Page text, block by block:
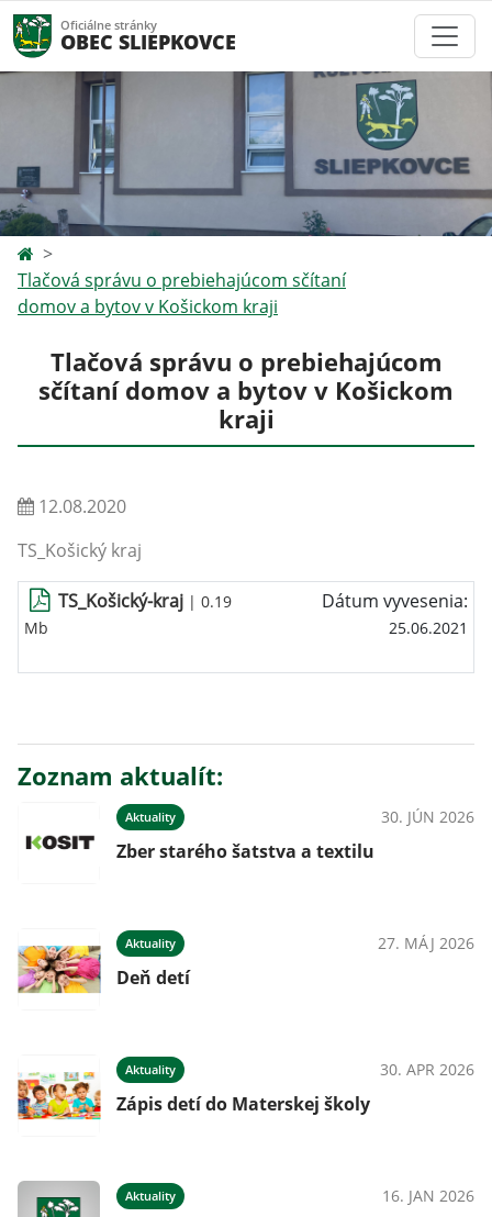
Oficiálne stránky
OBEC SLIEPKOVCE
Tlačová správu o prebiehajúcom sčítaní
domov a bytov v Košickom kraji
Tlačová správu o prebiehajúcom
sčítaní domov a bytov v Košickom
kraji
12.08.2020
TS_Košický kraj
TS_Košický-kraj | 0.19
Mb
Dátum vyvesenia:
25.06.2021
Zoznam aktualít:
Aktuality 30. JÚN 2026
Zber starého šatstva a textilu
Aktuality 27. MÁJ 2026
Deň detí
Aktuality 30. APR 2026
Zápis detí do Materskej školy
Aktuality 16. JAN 2026